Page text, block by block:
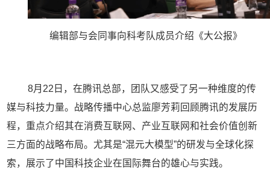
编辑部与会同事向科考队成员介绍《大公报》
8月 22 日，在腾讯总部，团队又感受了另一种维度的传
媒与科技力量。战略传播中心总监廖芳莉回顾腾讯的发展历
程，重点介绍其在消费互联网、产业互联网和社会价值创新
三方面的战略布局。尤其是“混元大模型”的研发与全球化探
索，展示了中国科技企业在国际舞台的雄心与实践。